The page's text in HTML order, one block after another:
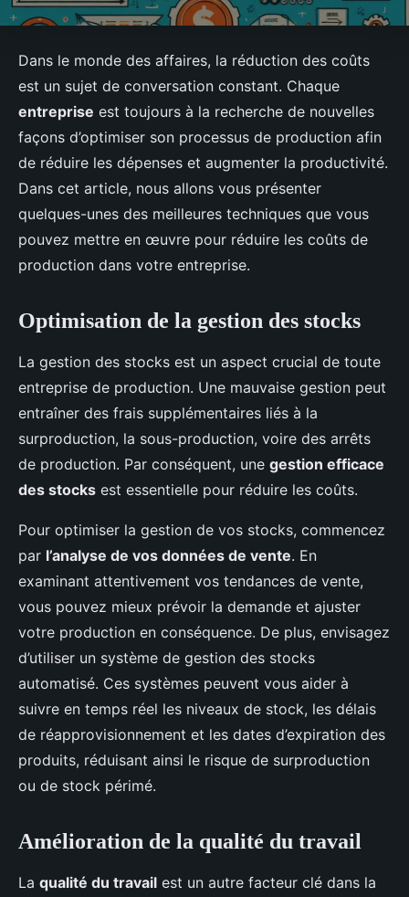
Dans le monde des affaires, la réduction des coûts
est un sujet de conversation constant. Chaque
entreprise est toujours à la recherche de nouvelles
façons d’optimiser son processus de production afin
de réduire les dépenses et augmenter la productivité.
Dans cet article, nous allons vous présenter
quelques-unes des meilleures techniques que vous
pouvez mettre en œuvre pour réduire les coûts de
production dans votre entreprise.
Optimisation de la gestion des stocks
La gestion des stocks est un aspect crucial de toute
entreprise de production. Une mauvaise gestion peut
entraîner des frais supplémentaires liés à la
surproduction, la sous-production, voire des arrêts
de production. Par conséquent, une gestion efficace
des stocks est essentielle pour réduire les coûts.
Pour optimiser la gestion de vos stocks, commencez
par l’analyse de vos données de vente. En
examinant attentivement vos tendances de vente,
vous pouvez mieux prévoir la demande et ajuster
votre production en conséquence. De plus, envisagez
d’utiliser un système de gestion des stocks
automatisé. Ces systèmes peuvent vous aider à
suivre en temps réel les niveaux de stock, les délais
de réapprovisionnement et les dates d’expiration des
produits, réduisant ainsi le risque de surproduction
ou de stock périmé.
Amélioration de la qualité du travail
La qualité du travail est un autre facteur clé dans la